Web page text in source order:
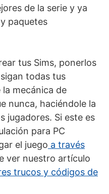
de la serie y ya
paquetes
tus Sims, ponerlos
todas tus
mecánica de
nunca, haciéndole la
jugadores. Si este es
para PC
el juego a través
ver nuestro artículo
trucos y códigos de